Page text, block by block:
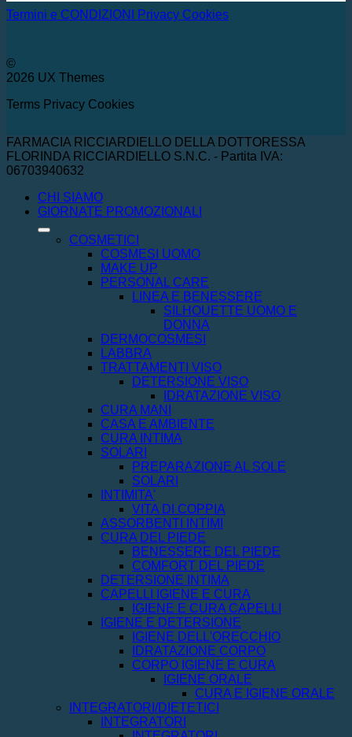
Termini e CONDIZIONI Privacy Cookies
©
2026 UX Themes
Terms Privacy Cookies
FARMACIA RICCIARDIELLO DELLA DOTTORESSA
FLORINDA RICCIARDIELLO S.N.C. - Partita IVA:
06703940632
CHI SIAMO
GIORNATE PROMOZIONALI
COSMETICI
COSMESI UOMO
MAKE UP
PERSONAL CARE
LINEA E BENESSERE
SILHOUETTE UOMO E
DONNA
DERMOCOSMESI
LABBRA
TRATTAMENTI VISO
DETERSIONE VISO
IDRATAZIONE VISO
CURA MANI
CASA E AMBIENTE
CURA INTIMA
SOLARI
PREPARAZIONE AL SOLE
SOLARI
INTIMITA'
VITA DI COPPIA
ASSORBENTI INTIMI
CURA DEL PIEDE
BENESSERE DEL PIEDE
COMFORT DEL PIEDE
DETERSIONE INTIMA
CAPELLI IGIENE E CURA
IGIENE E CURA CAPELLI
IGIENE E DETERSIONE
IGIENE DELL'ORECCHIO
IDRATAZIONE CORPO
CORPO IGIENE E CURA
IGIENE ORALE
CURA E IGIENE ORALE
INTEGRATORI/DIETETICI
INTEGRATORI